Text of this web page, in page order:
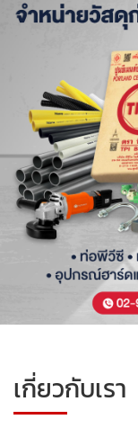
เกี่ยวกับเรา